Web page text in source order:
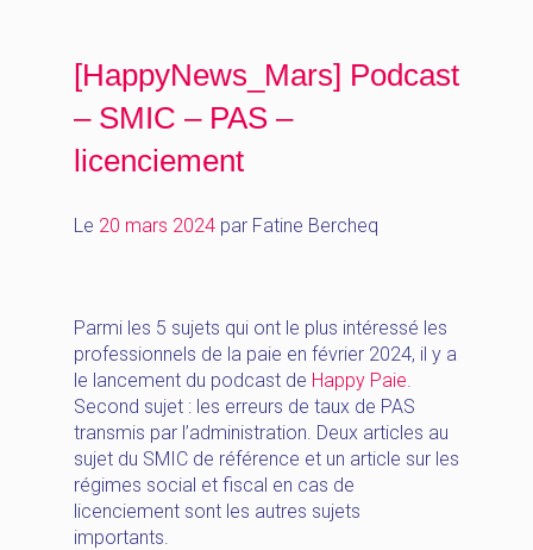
[HappyNews_Mars] Podcast
– SMIC – PAS –
licenciement
Le 20 mars 2024 par Fatine Bercheq
Parmi les 5 sujets qui ont le plus intéressé les
professionnels de la paie en février 2024, il y a
le lancement du podcast de Happy Paie.
Second sujet : les erreurs de taux de PAS
transmis par l’administration. Deux articles au
sujet du SMIC de référence et un article sur les
régimes social et fiscal en cas de
licenciement sont les autres sujets
importants.